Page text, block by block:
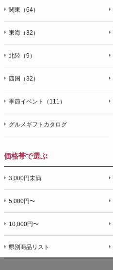
関東（64）
東海（32）
北陸（9）
四国（32）
季節イベント（111）
グルメギフトカタログ
価格帯で選ぶ
3,000円未満
5,000円〜
10,000円〜
県別商品リスト